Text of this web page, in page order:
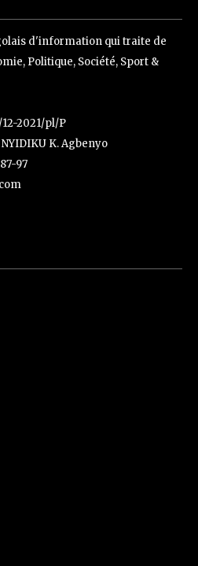
d'information qui traite de
Politique, Société, Sport &
2021/pl/P
K. Agbenyo
97